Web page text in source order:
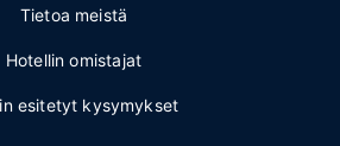
Tietoa meistä
Hotellin omistajat
esitetyt kysymykset